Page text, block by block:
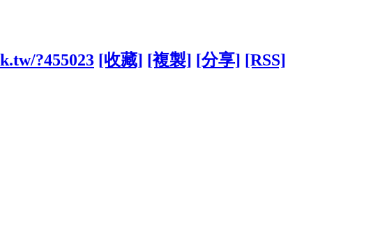
?455023 [收藏] [複製] [分享] [RSS]